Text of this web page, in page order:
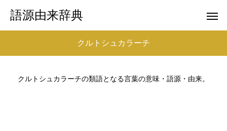
語源由来辞典
クルトシュカラーチ
クルトシュカラーチの類語となる言葉の意味・語源・由来。